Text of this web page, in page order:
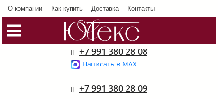
О компании Как купить Доставка Контакты
+7 991 380 28 08
Написать в MAX
+7 991 380 28 09